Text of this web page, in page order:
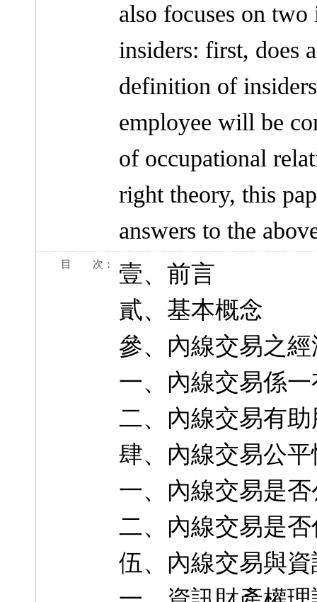
also focuses on two
insiders: first, does
definition of
employee will be
of occupational
right theory, this
answers to the
目 次：
壹、前言
貳、基本概念
參、內線交易之
一、內線交易係
二、內線交易有
肆、內線交易公
一、內線交易是
二、內線交易是
伍、內線交易與